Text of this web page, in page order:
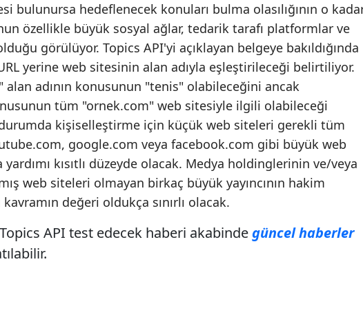
bulunursa hedeflenecek konuları bulma olasılığının o
özellikle büyük sosyal ağlar, tedarik tarafı platformlar ve
görülüyor. Topics API'yi açıklayan belgeye bakıldığında
yerine web sitesinin alan adıyla eşleştirileceği belirtiliyor.
adının konusunun "tenis" olabileceğini ancak
tüm "ornek.com" web sitesiyle ilgili olabileceği
kişiselleştirme için küçük web siteleri gerekli tüm
google.com veya facebook.com gibi büyük web
kısıtlı düzeyde olacak. Medya holdinglerinin ve/veya
web siteleri olmayan birkaç büyük yayıncının hakim
değeri oldukça sınırlı olacak.
API test edecek haberi akabinde güncel haberler